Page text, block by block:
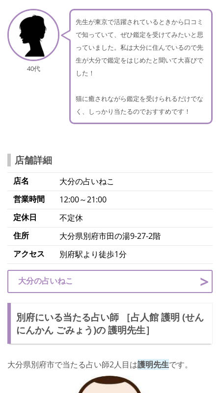
40代
先生が東京で活躍されているときから口コミ
で知っていて、ぜひ鑑定を受けてみたいと思
っていました。私は大分に住んでいるので先
生が大分で鑑定をはじめたと聞いて大喜びで
した！
猫に癒されながら鑑定を受けられるだけでな
く、しっかり当たるのでおすすめです！
店舗詳細
店名
大分の占いねこ
営業時間
12:00～21:00
定休日
不定休
住所
大分県別府市田の湯9-27-2階
アクセス
別府駅より徒歩1分
大分の占いねこ
別府にいる当たる占い師 ［占人館 護明 (せん
にんかん ごみょう)の 護明先生］
大分県別府市で当たる占い師2人目は護明先生です。